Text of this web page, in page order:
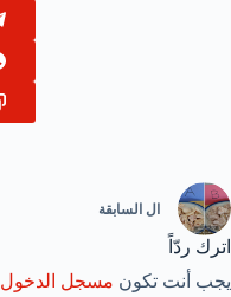
ال السابقة
اترك ردّاً
يجب أنت تكون مسجل الدخول